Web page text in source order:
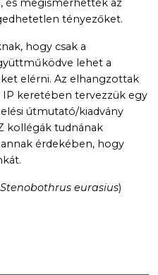
és megismerhették az
tényezőket.
hogy csak a
lehet a
elérni. Az elhangzottak
IP keretében tervezzük egy
útmutató/kiadvány
kollégák tudnának
érdekében, hogy
Stenobothrus eurasius)